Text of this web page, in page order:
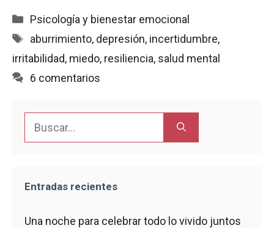
c
b
o
o
a
s
A
p
a
l
i
t
m
a
r
Categorías
Psicología y bienestar emocional
Etiquetas
aburrimiento, depresión, incertidumbre,
irritabilidad, miedo, resiliencia, salud mental
6 comentarios
Entradas recientes
Una noche para celebrar todo lo vivido juntos